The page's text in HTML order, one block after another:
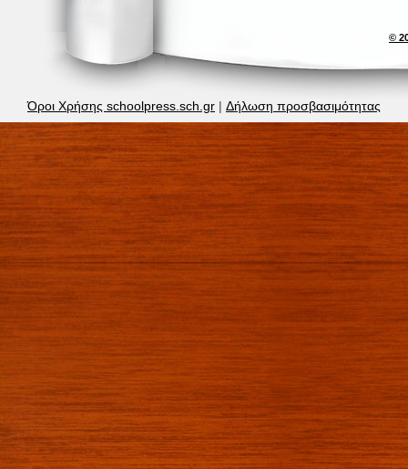
©
Όροι Χρήσης schoolpress.sch.gr | Δήλωση προσβασιμότητας